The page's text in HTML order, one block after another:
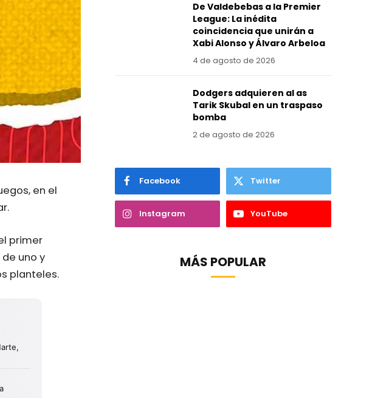
en el
primer
uno y
planteles.
De Valdebebas a la Premier
League: La inédita
coincidencia que unirán a
Xabi Alonso y Álvaro Arbeloa
4 de agosto de 2026
Dodgers adquieren al as
Tarik Skubal en un traspaso
bomba
2 de agosto de 2026
Facebook Twitter
Instagram YouTube
MÁS POPULAR